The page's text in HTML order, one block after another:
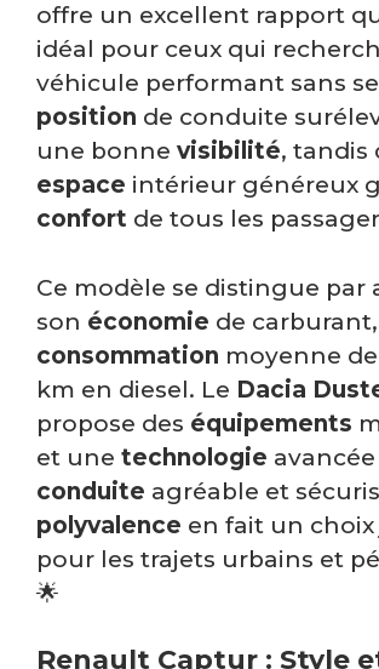
offre un excellent rapport
idéal pour ceux qui
véhicule performant sans
position de conduite
une bonne visibilité, tandis
espace intérieur généreux
confort de tous les
Ce modèle se distingue par
son économie de
consommation moyenne
km en diesel. Le Dacia
propose des équipements
et une technologie
conduite agréable et
polyvalence en fait un
pour les trajets urbains et
🌟
Renault Captur : Style